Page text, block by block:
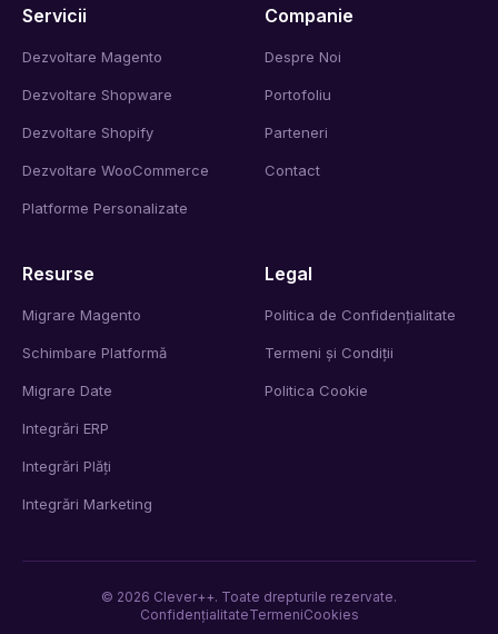
Servicii
Dezvoltare Magento
Dezvoltare Shopware
Dezvoltare Shopify
Dezvoltare WooCommerce
Platforme Personalizate
Companie
Despre Noi
Portofoliu
Parteneri
Contact
Resurse
Migrare Magento
Schimbare Platformă
Migrare Date
Integrări ERP
Integrări Plăți
Integrări Marketing
Legal
Politica de Confidențialitate
Termeni și Condiții
Politica Cookie
© 2026 Clever++. Toate drepturile rezervate.
ConfidențialitateTermeniCookies